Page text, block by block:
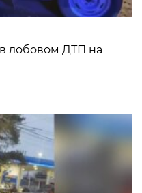
лобовом ДТП на